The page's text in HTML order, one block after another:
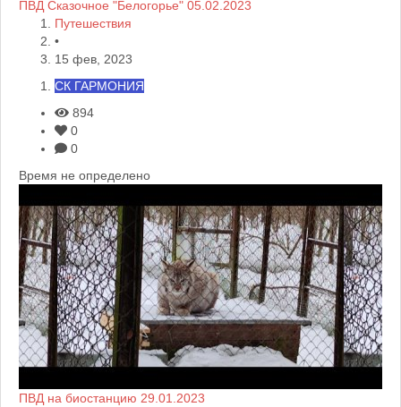
ПВД Сказочное "Белогорье" 05.02.2023
Путешествия
•
15 фев, 2023
СК ГАРМОНИЯ
894
0
0
Время не определено
ПВД на биостанцию 29.01.2023